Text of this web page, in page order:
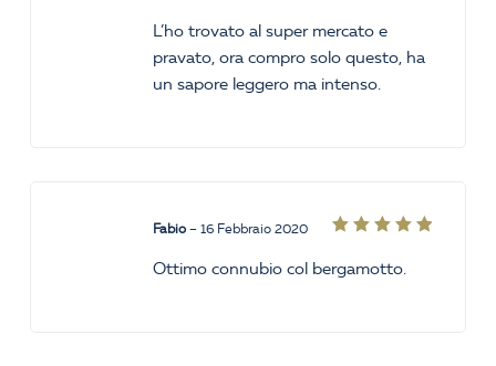
5 su 5
L’ho trovato al super mercato e
pravato, ora compro solo questo, ha
un sapore leggero ma intenso.
5 su 5
Fabio – 16 Febbraio 2020
Ottimo connubio col bergamotto.